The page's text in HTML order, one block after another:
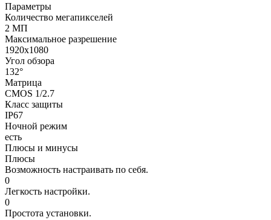
Параметры
Количество мегапикселей
2 МП
Максимальное разрешение
1920x1080
Угол обзора
132°
Матрица
CMOS 1/2.7
Класс защиты
IP67
Ночной режим
есть
Плюсы и минусы
Плюсы
Возможность настраивать по себя.
0
Легкость настройки.
0
Простота установки.